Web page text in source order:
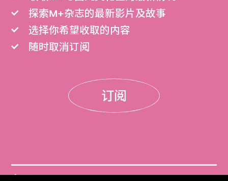
探索M+杂志的最新影片及故事
选择你希望收取的内容
随时取消订阅
订阅